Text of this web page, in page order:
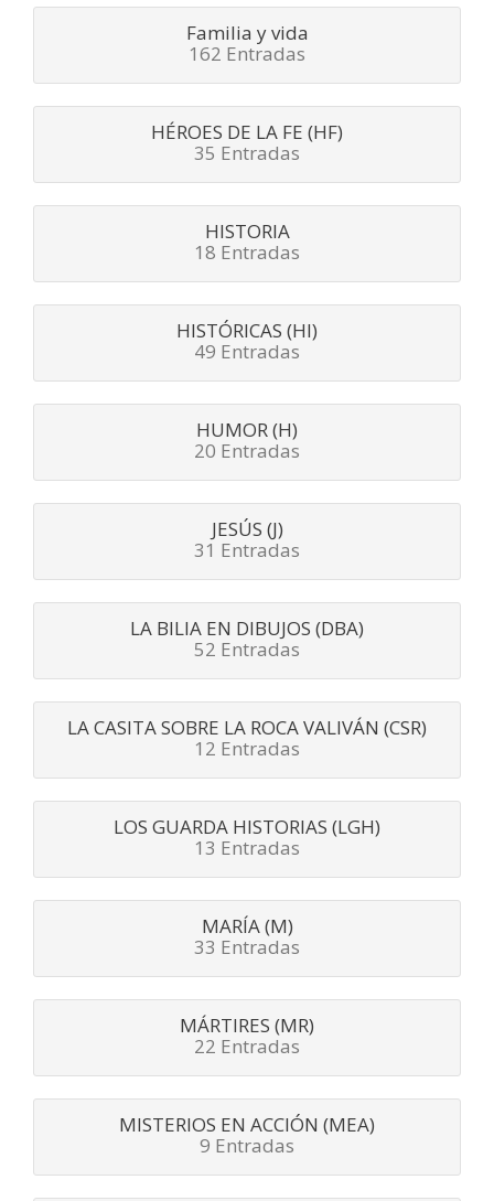
Familia y vida
162 Entradas
HÉROES DE LA FE (HF)
35 Entradas
HISTORIA
18 Entradas
HISTÓRICAS (HI)
49 Entradas
HUMOR (H)
20 Entradas
JESÚS (J)
31 Entradas
LA BILIA EN DIBUJOS (DBA)
52 Entradas
LA CASITA SOBRE LA ROCA VALIVÁN (CSR)
12 Entradas
LOS GUARDA HISTORIAS (LGH)
13 Entradas
MARÍA (M)
33 Entradas
MÁRTIRES (MR)
22 Entradas
MISTERIOS EN ACCIÓN (MEA)
9 Entradas